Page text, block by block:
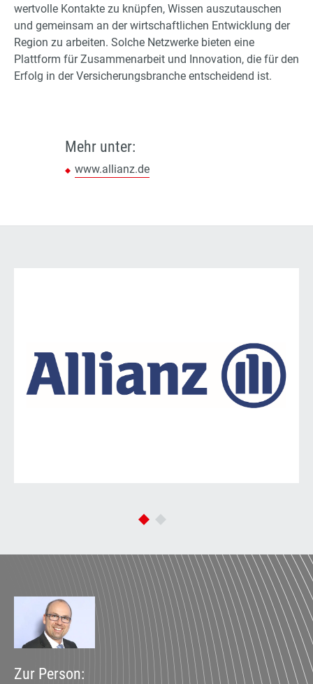
wertvolle Kontakte zu knüpfen, Wissen auszutauschen
und gemeinsam an der wirtschaftlichen Entwicklung der
Region zu arbeiten. Solche Netzwerke bieten eine
Plattform für Zusammenarbeit und Innovation, die für den
Erfolg in der Versicherungsbranche entscheidend ist.
Mehr unter:
www.allianz.de
Zur Person: